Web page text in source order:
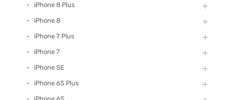
iPhone 8 Plus
iPhone 8
iPhone 7 Plus
iPhone 7
iPhone SE
iPhone 6S Plus